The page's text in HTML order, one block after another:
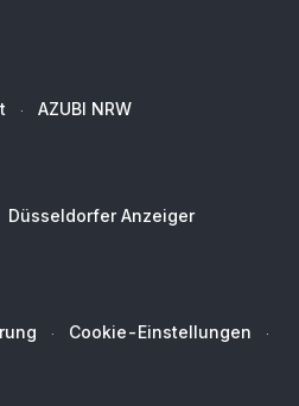
AZUBI NRW
Düsseldorfer Anzeiger
Cookie-Einstellungen